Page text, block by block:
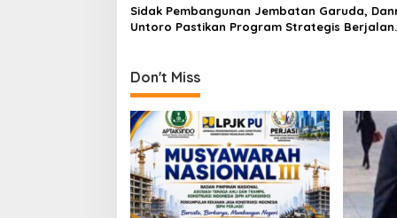
o
Sidak Pembangunan Jembatan Garuda,
Untoro Pastikan Program Strategis Berjalan
Don't Miss